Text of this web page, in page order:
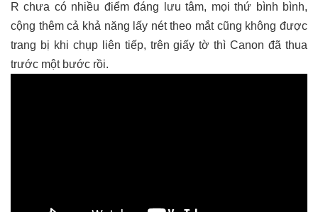
R chưa có nhiều điểm đáng lưu tâm, mọi thứ bình bình,
cộng thêm cả khả năng lấy nét theo mắt cũng không được
trang bị khi chụp liên tiếp, trên giấy tờ thì Canon đã thua
trước một bước rồi.